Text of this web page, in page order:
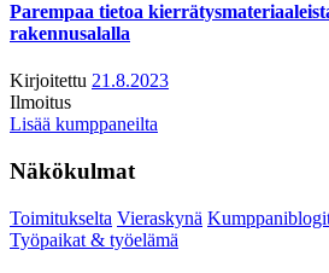
Parempaa tietoa
rakennusalalla
Kirjoitettu 21.8.2023
Ilmoitus
Lisää kumppaneilta
Näkökulmat
Toimitukselta Vieraskynä
Työpaikat & työelämä